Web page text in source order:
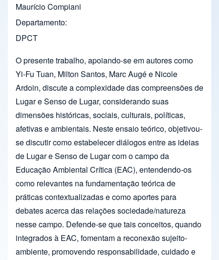
Maurício Compiani
Departamento
DPCT
O presente trabalho, apoiando-se em autores como
Yi-Fu Tuan, Milton Santos, Marc Augé e Nicole
Ardoin, discute a complexidade das compreensões de
Lugar e Senso de Lugar, considerando suas
dimensões históricas, sociais, culturais, políticas,
afetivas e ambientais. Neste ensaio teórico, objetivou-
se discutir como estabelecer diálogos entre as ideias
de Lugar e Senso de Lugar com o campo da
Educação Ambiental Crítica (EAC), entendendo-os
como relevantes na fundamentação teórica de
práticas contextualizadas e como aportes para
debates acerca das relações sociedade/natureza
nesse campo. Defende-se que tais conceitos, quando
integrados à EAC, fomentam a reconexão sujeito-
ambiente, promovendo responsabilidade, cuidado e